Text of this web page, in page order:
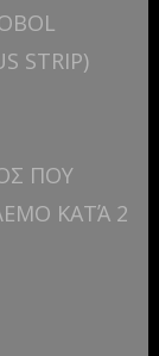
STRIP)
ΠΟΥ
ΚΑΤΆ 2